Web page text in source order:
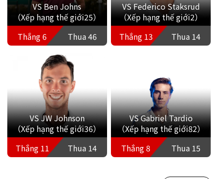
VS Ben Johns
（Xếp hạng thế giới25）
Thắng 6
Thua 46
VS Federico Staksrud
（Xếp hạng thế giới2）
Thắng 13
Thua 14
VS JW Johnson
（Xếp hạng thế giới36）
Thắng 11
Thua 14
VS Gabriel Tardio
（Xếp hạng thế giới82）
Thắng 8
Thua 15